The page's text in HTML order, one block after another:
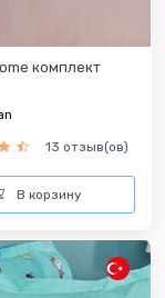
комплект
13 отзыв(ов)
В корзину